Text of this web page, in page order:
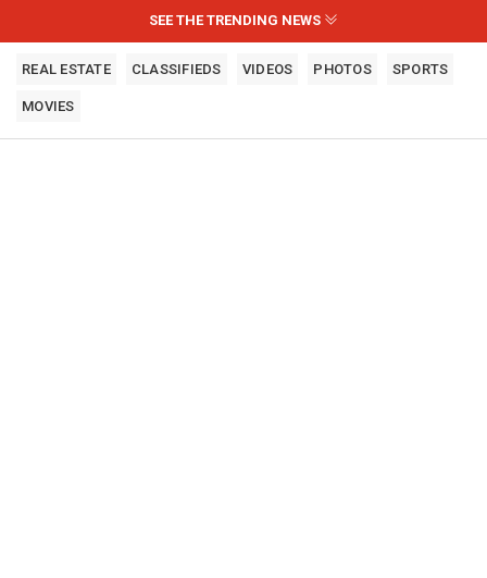
SEE THE TRENDING NEWS
REAL ESTATE CLASSIFIEDS VIDEOS PHOTOS SPORTS
MOVIES